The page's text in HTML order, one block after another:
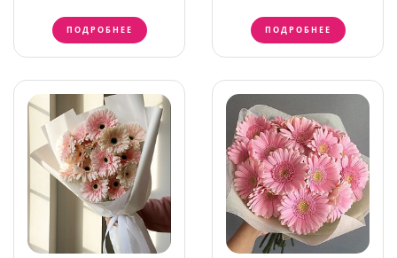
ПОДРОБНЕЕ ПОДРОБНЕЕ